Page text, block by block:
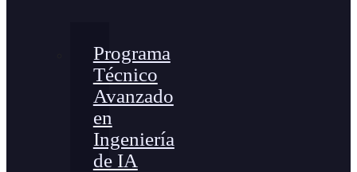
Programa
Técnico
Avanzado
en
Ingeniería
de IA